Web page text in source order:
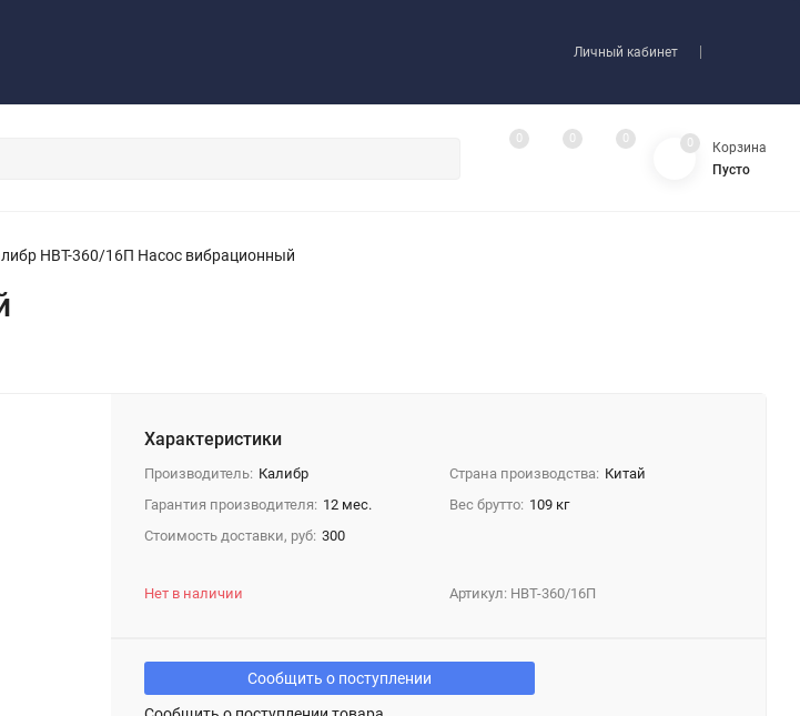
Личный кабинет
0 0 0 0
Корзина
Пусто
НВТ-360/16П Насос вибрационный
Характеристики
Производитель: Калибр Страна производства: Китай
Гарантия производителя: 12 мес. Вес брутто: 109 кг
Стоимость доставки, руб: 300
Артикул: НВТ-360/16П
Нет в наличии
Сообщить о поступлении